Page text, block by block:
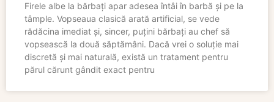
Firele albe la bărbați apar adesea întâi în barbă și pe la
tâmple. Vopseaua clasică arată artificial, se vede
rădăcina imediat și, sincer, puțini bărbați au chef să
vopsească la două săptămâni. Dacă vrei o soluție mai
discretă și mai naturală, există un tratament pentru
părul cărunt gândit exact pentru